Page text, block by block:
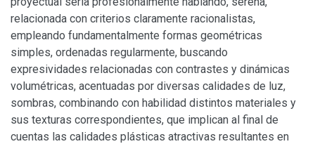
relacionada con criterios claramente racionalistas,
empleando fundamentalmente formas geométricas
simples, ordenadas regularmente, buscando
expresividades relacionadas con contrastes y dinámicas
volumétricas, acentuadas por diversas calidades de luz,
sombras, combinando con habilidad distintos materiales y
sus texturas correspondientes, que implican al final de
cuentas las calidades plásticas atractivas resultantes en